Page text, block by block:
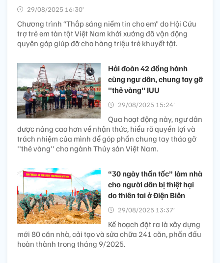
29/08/2025 16:30’
Chương trình “Thắp sáng niềm tin cho em” do Hội Cứu
trợ trẻ em tàn tật Việt Nam khởi xướng đã vận động
quyên góp giúp đỡ cho hàng triệu trẻ khuyết tật.
Hải đoàn 42 đồng hành
cùng ngư dân, chung tay gỡ
''thẻ vàng'' IUU
29/08/2025 15:24’
Qua hoạt động này, ngư dân
được nâng cao hơn về nhận thức, hiểu rõ quyền lợi và
trách nhiệm của mình để góp phần chung tay tháo gỡ
''thẻ vàng'' cho ngành Thủy sản Việt Nam.
“30 ngày thần tốc” làm nhà
cho người dân bị thiệt hại
do thiên tai ở Điện Biên
29/08/2025 13:37’
Kế hoạch đặt ra là xây dựng
mới 80 căn nhà, cải tạo và sửa chữa 241 căn, phấn đấu
hoàn thành trong tháng 9/2025.